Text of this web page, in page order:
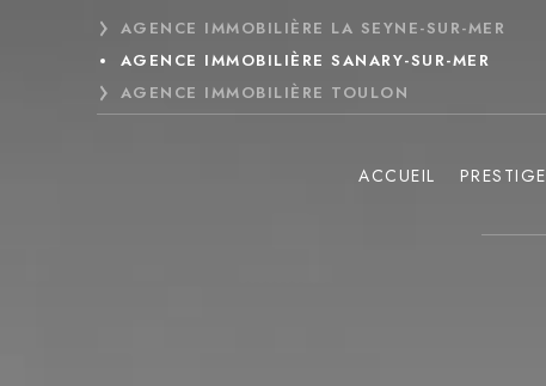
AGENCE IMMOBILIÈRE LA SEYNE-SUR-MER
AGENCE IMMOBILIÈRE SANARY-SUR-MER
AGENCE IMMOBILIÈRE TOULON
ACCUEIL PRESTIGE